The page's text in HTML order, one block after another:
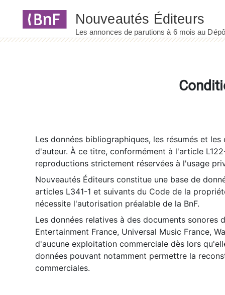
Les données bibliographiques, les résumés et
d'auteur. À ce titre, conformément à l'article
reproductions strictement réservées à l'usage
Nouveautés Éditeurs constitue une base de
articles L341-1 et suivants du Code de la
nécessite l'autorisation préalable de la BnF.
Les données relatives à des documents sonores
Entertainment France, Universal Music France,
d'aucune exploitation commerciale dès lors
données pouvant notamment permettre la
commerciales.